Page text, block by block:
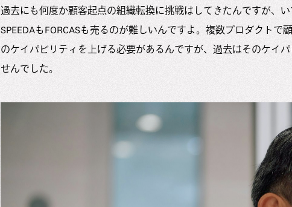
過去にも何度か顧客起点の組織転換に挑戦はしてきたんですが、
SPEEDAもFORCASも売るのが難しいんですよ。複数プロダクト
のケイパビリティを上げる必要があるんですが、過去はそのケイ
せんでした。